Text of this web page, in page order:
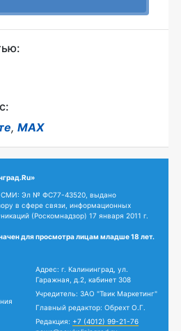
, MAX
СМИ: Эл № ФС77-43520, выдано
в сфере связи, информационных
(Роскомнадзор) 17 января 2011 г.
для просмотра лицам младше 18 лет.
Адрес: г. Калининград, ул.
Гаражная, д.2, кабинет 308
Учредитель: ЗАО "Твик Маркетинг"
Главный редактор: Обрехт О.Г.
Редакция: +7 (4012) 99-21-76